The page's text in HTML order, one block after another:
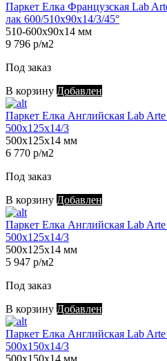
Паркет Елка Французская Lab
лак 600/510х90х14/3/45°
510-600х90х14 мм
9 796 р/м2
Под заказ
В корзину Добавлен
Паркет Елка Английская Lab
500х125х14/3
500х125х14 мм
6 770 р/м2
Под заказ
В корзину Добавлен
Паркет Елка Английская Lab
500х125х14/3
500х125х14 мм
5 947 р/м2
Под заказ
В корзину Добавлен
Паркет Елка Английская Lab
500х150х14/3